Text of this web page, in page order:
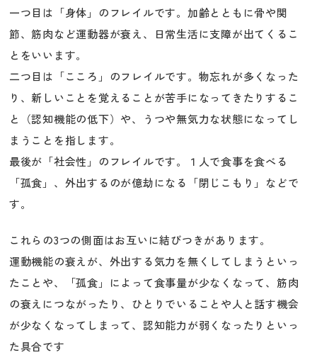
一つ目は「身体」のフレイルです。加齢とともに骨や関
節、筋肉など運動器が衰え、日常生活に支障が出てくるこ
とをいいます。
二つ目は「こころ」のフレイルです。物忘れが多くなった
り、新しいことを覚えることが苦手になってきたりするこ
と（認知機能の低下）や、うつや無気力な状態になってし
まうことを指します。
最後が「社会性」のフレイルです。１人で食事を食べる
「孤食」、外出するのが億劫になる「閉じこもり」などで
す。
これらの3つの側面はお互いに結びつきがあります。
運動機能の衰えが、外出する気力を無くしてしまうといっ
たことや、「孤食」によって食事量が少なくなって、筋肉
の衰えにつながったり、ひとりでいることや人と話す機会
が少なくなってしまって、認知能力が弱くなったりといっ
た具合です